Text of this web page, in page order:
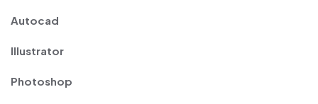
Autocad
Illustrator
Photoshop